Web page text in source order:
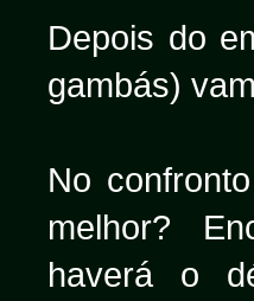
Depois do
gambás)
No
melhor?
haverá o